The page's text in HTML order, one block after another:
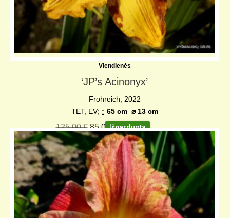
Viendienės
‘JP’s Acinonyx’
Frohreich, 2022
TET, EV; ↨ 65 cm ⌀ 13 cm
125,00€ 85,00€
Išparduota